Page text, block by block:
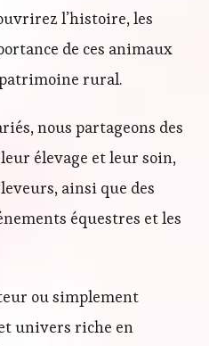
l’histoire, les
de ces animaux
rural.
nous partageons des
élevage et leur soin,
ainsi que des
équestres et les
ou simplement
univers riche en